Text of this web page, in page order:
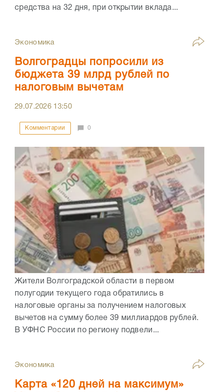
средства на 32 дня, при открытии вклада...
Экономика
Волгоградцы попросили из
бюджета 39 млрд рублей по
налоговым вычетам
29.07.2026 13:50
Комментарии 0
Жители Волгоградской области в первом
полугодии текущего года обратились в
налоговые органы за получением налоговых
вычетов на сумму более 39 миллиардов рублей.
В УФНС России по региону подвели...
Экономика
Карта «120 дней на максимум»